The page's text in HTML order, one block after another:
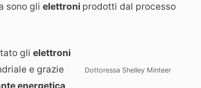
sono gli elettroni prodotti dal processo
Dottoressa Shelley Minteer
gli elettroni
e grazie